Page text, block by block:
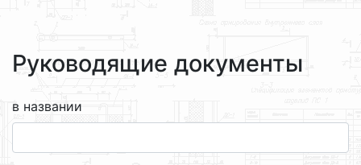
Руководящие документы
в названии